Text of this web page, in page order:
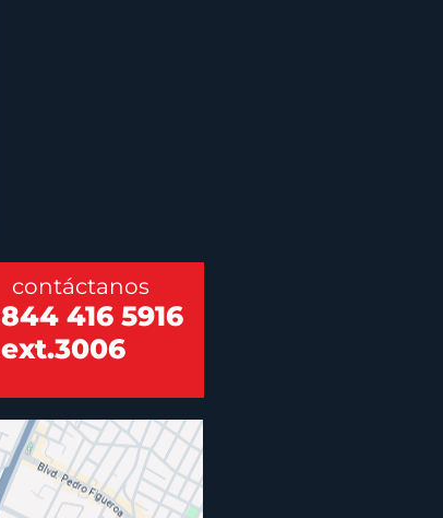
contáctanos
844 416 5916
ext.3006